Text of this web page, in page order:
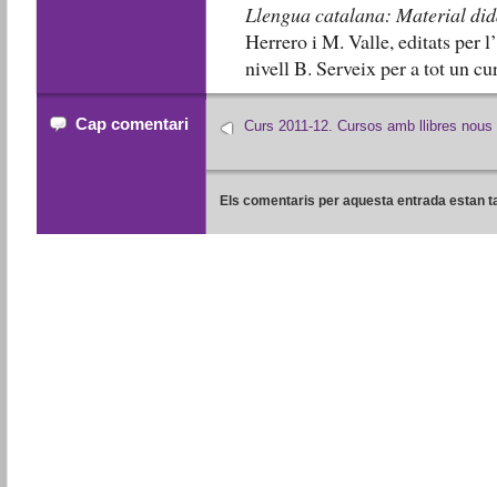
Llengua catalana: Material
Herrero i M. Valle, editats per
nivell B. Serveix per a tot un
Cap comentari Curs 2011-12. Cursos amb llibres nous
Els comentaris per aquesta entrada estan